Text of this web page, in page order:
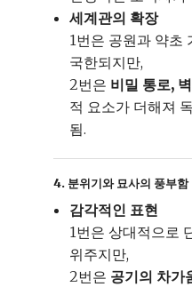
세계관의 확장
1번은 공원과 약초
국한되지만,
2번은 비밀 통로,
적 요소가 더해져
됨.
4. 분위기와 묘사의 풍부함
감각적인 표현
1번은 상대적으로
위주지만,
2번은 공기의 차가